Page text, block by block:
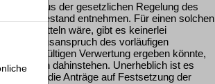
sich aus der gesetzlichen Regelung des
Tatbestand entnehmen. Für einen solchen
zu ermitteln wäre, gibt es keinerlei
des vorläufigen
endgültigen Verwertung ergeben könnte,
ist, kann dahinstehen. Unerheblich ist es
ist, dass die Anträge auf Festsetzung der